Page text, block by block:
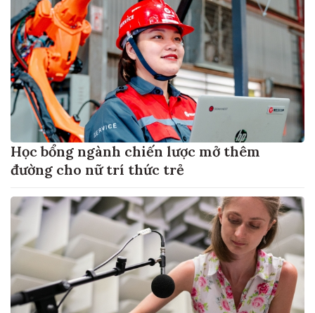
Học bổng ngành chiến lược mở thêm
đường cho nữ trí thức trẻ